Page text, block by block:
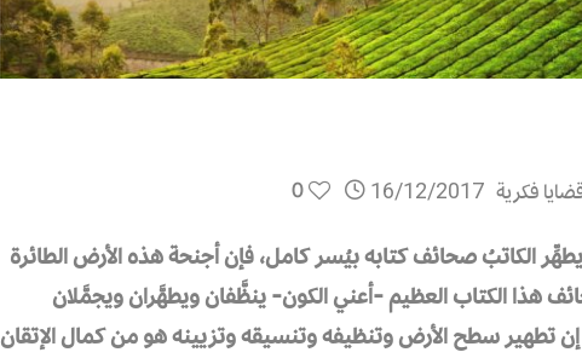
فكرية 16/12/2017
0
الكاتبُ صحائف كتابه بيُسر كامل، فإن أجنحة هذه الأرض الطائرة
هذا الكتاب العظيم -أعني الكون- ينظَّفان ويطهَّران ويجمَّلان
تطهير سطح الأرض وتنظيفه وتنسيقه وتزيينه هو من كمال الإتقان